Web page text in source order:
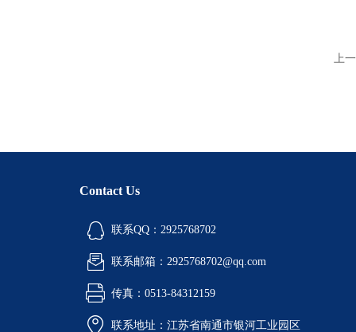
上
Contact Us
联系QQ：2925768702
联系邮箱：2925768702@qq.com
传真：0513-84312159
联系地址：江苏省南通市银河工业园区